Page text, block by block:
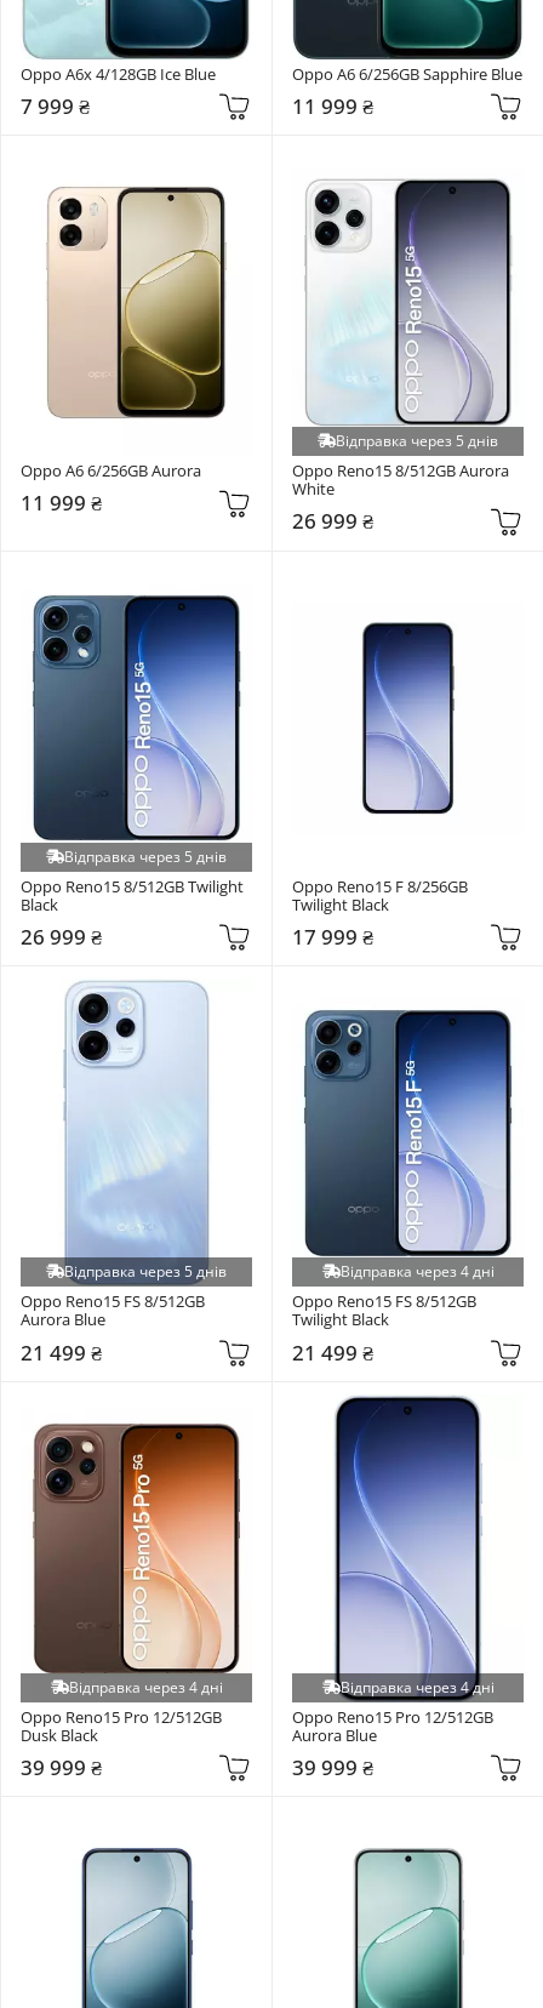
Oppo A6x 4/128GB Ice Blue
7 999 ₴
Oppo A6 6/256GB Sapphire Blue
11 999 ₴
Oppo A6 6/256GB Aurora
11 999 ₴
Відправка через 5 днів
Oppo Reno15 8/512GB Aurora
White
26 999 ₴
Відправка через 5 днів
Oppo Reno15 8/512GB Twilight
Black
26 999 ₴
Oppo Reno15 F 8/256GB
Twilight Black
17 999 ₴
Відправка через 5 днів
Oppo Reno15 FS 8/512GB
Aurora Blue
21 499 ₴
Відправка через 4 дні
Oppo Reno15 FS 8/512GB
Twilight Black
21 499 ₴
Відправка через 4 дні
Oppo Reno15 Pro 12/512GB
Dusk Black
39 999 ₴
Відправка через 4 дні
Oppo Reno15 Pro 12/512GB
Aurora Blue
39 999 ₴